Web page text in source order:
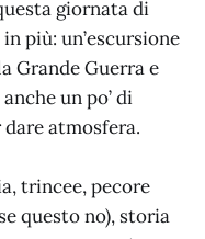
giornata di
più: un’escursione
Grande Guerra e
un po’ di
atmosfera.
trincee, pecore
questo no), storia